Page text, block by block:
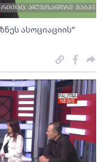
ასოციაციის”